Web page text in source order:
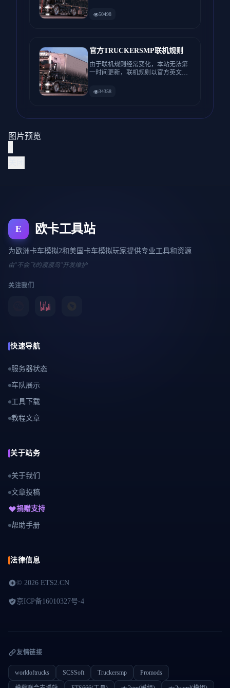
50498
官方TRUCKERSMP联机规则
由于联机规则经常变化，本站无法第
一时间更新，联机规则以官方英文规
34358
图片预览
E 欧卡工具站
为欧洲卡车模拟2和美国卡车模拟玩家提供专业工具和资源
由"不会飞的渡渡鸟"开发维护
关注我们
快速导航
服务器状态
车队展示
工具下载
教程文章
关于站务
关于我们
文章投稿
捐赠支持
帮助手册
法律信息
© 2026 ETS2.CN
京ICP备16010327号-4
友情链接
worldoftrucks SCSSoft Truckersmp Promods